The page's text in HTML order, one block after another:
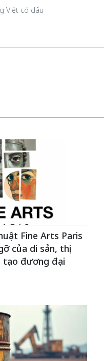
Fine Arts Paris
của di sản, thị
tạo đương đại